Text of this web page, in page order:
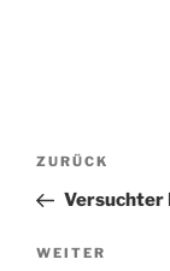
Vorheriger
Beitrag
ZURÜCK
Versuchter
Nächster
WEITER